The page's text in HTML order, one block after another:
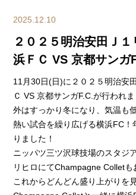
2025.12.10
２０２５明治安田Ｊ
浜ＦＣ VS 京都サンガ
11月30日(日)に２０２５明治安
Ｃ VS 京都サンガF.C.が行われま
外はすっかり冬になり、気温も
熱い試合を繰り広げる横浜FC
りました！
ニッパツ三ツ沢球技場のスタジ
リヒロにてChampagne Colletも
これからどんどん盛り上がりを